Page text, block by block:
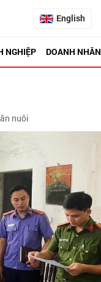
English
NGHIỆP DOANH NHÂN
nuôi